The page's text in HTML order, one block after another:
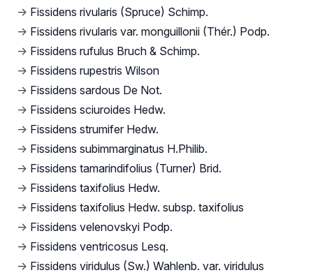
→ Fissidens rivularis (Spruce) Schimp.
→ Fissidens rivularis var. monguillonii (Thér.) Podp.
→ Fissidens rufulus Bruch & Schimp.
→ Fissidens rupestris Wilson
→ Fissidens sardous De Not.
→ Fissidens sciuroides Hedw.
→ Fissidens strumifer Hedw.
→ Fissidens subimmarginatus H.Philib.
→ Fissidens tamarindifolius (Turner) Brid.
→ Fissidens taxifolius Hedw.
→ Fissidens taxifolius Hedw. subsp. taxifolius
→ Fissidens velenovskyi Podp.
→ Fissidens ventricosus Lesq.
→ Fissidens viridulus (Sw.) Wahlenb. var. viridulus